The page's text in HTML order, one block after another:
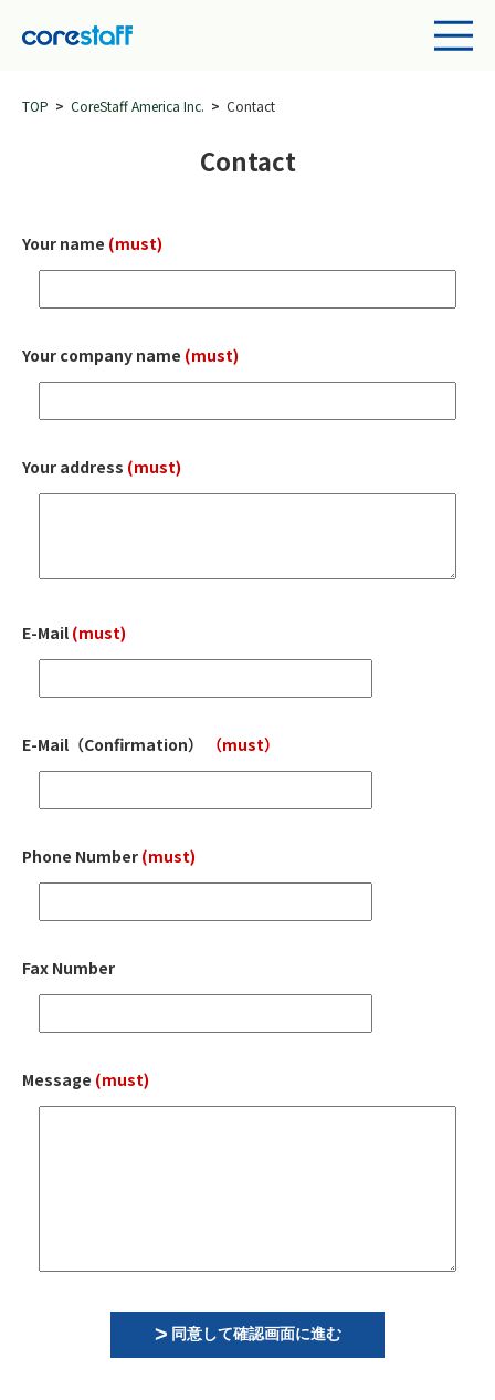
TOP CoreStaff America Inc. Contact
Contact
Your name (must)
Your company name (must)
Your address (must)
E-Mail (must)
E-Mail （Confirmation） （must）
Phone Number (must)
Fax Number
Message (must)
同意して確認画面に進む